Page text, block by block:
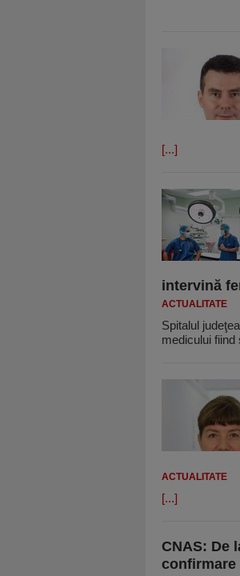
[...]
intervină
ACTUALITATE
Spitalul
medicului fiind
ACTUALITATE
[...]
CNAS: De
confirmare